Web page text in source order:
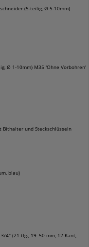
(5-teilig, Ø 5-10mm)
Ø 1-10mm) M35 'Ohne Vorbohren'
Bithalter und Steckschlüsseln
blau)
3/4" (21-tlg., 19–50 mm, 12-Kant,